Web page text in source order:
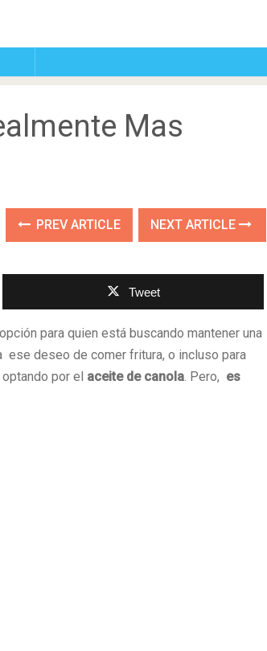
Mas
PREV ARTICLE NEXT ARTICLE
Tweet
para quien está buscando mantener una
ese deseo de comer fritura, o incluso para
por el aceite de canola. Pero, es